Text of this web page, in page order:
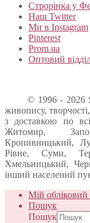
Строрінка у
Наш Twitter
Ми в Instagram
Pinterest
Prom.ua
Оптовий
© 1996 - 2026
живопису,
з доставкою по
Житомир,
Кропивницький,
Рівне, Суми,
Хмельницький,
інший населений
Мій обліковий
Пошук
Пошук